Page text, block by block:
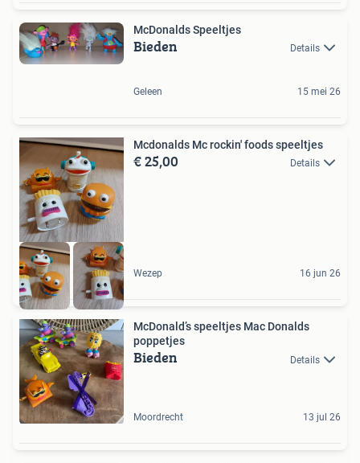
McDonalds Speeltjes
Bieden Details
Geleen 15 mei 26
Mcdonalds Mc rockin' foods speeltjes
€ 25,00 Details
Wezep 16 jun 26
McDonald’s speeltjes Mac Donalds
poppetjes
Bieden Details
Moordrecht 13 jul 26